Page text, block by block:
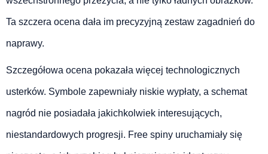
Ta szczera ocena dała im precyzyjną zestaw zagadnień do
naprawy.
Szczegółowa ocena pokazała więcej technologicznych
usterków. Symbole zapewniały niskie wypłaty, a schemat
nagród nie posiadała jakichkolwiek interesujących,
niestandardowych progresji. Free spiny uruchamiały się